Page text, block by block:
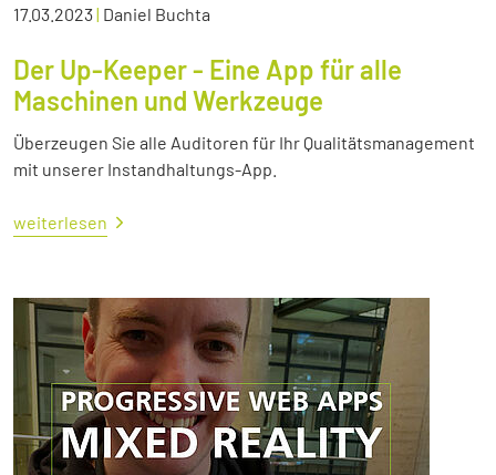
17.03.2023| Daniel Buchta
Der Up-Keeper - Eine App für alle
Maschinen und Werkzeuge
Überzeugen Sie alle Auditoren für Ihr Qualitätsmanagement
mit unserer Instandhaltungs-App.
weiterlesen